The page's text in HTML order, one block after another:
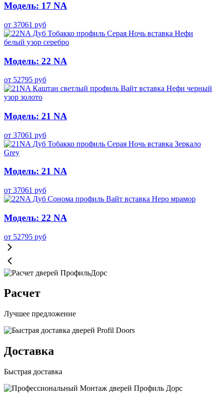
Модель: 17 NA
от 37061 руб
Модель: 22 NA
от 52795 руб
Модель: 21 NA
от 37061 руб
Модель: 21 NA
от 37061 руб
Модель: 22 NA
от 52795 руб
Расчет
Лучшее предложение
Доставка
Быстрая доставка